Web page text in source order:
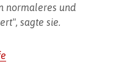
normaleres und
sagte sie.